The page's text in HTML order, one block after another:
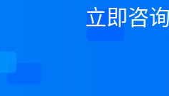
立即咨